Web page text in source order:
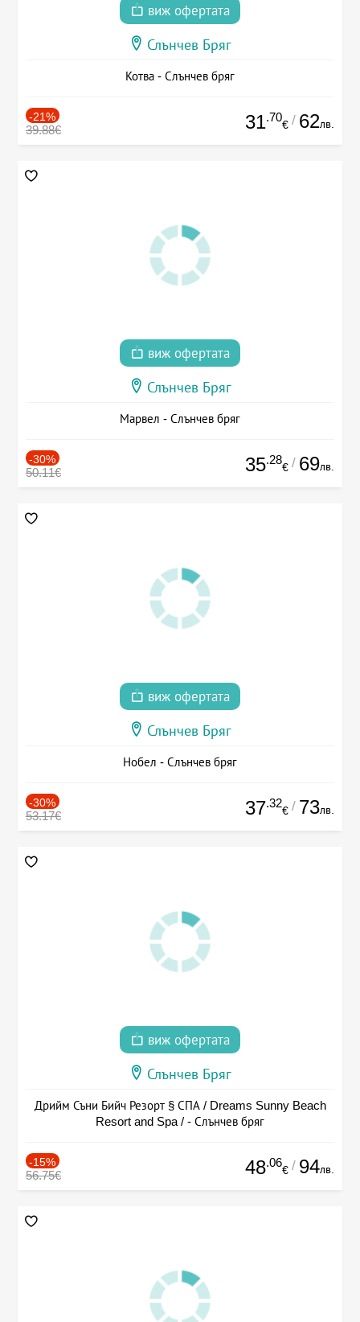
виж офертата
Слънчев Бряг
Котва - Слънчев бряг
-21%
39.88€ 31.70
€ / 62лв.
виж офертата
Слънчев Бряг
Марвел - Слънчев бряг
-30%
50.11€ 35.28
€ / 69лв.
виж офертата
Слънчев Бряг
Нобел - Слънчев бряг
-30%
53.17€ 37.32
€ / 73лв.
виж офертата
Слънчев Бряг
Дрийм Съни Бийч Резорт § СПА / Dreams Sunny Beach
Resort and Spa / - Слънчев бряг
-15%
56.75€ 48.06
€ / 94лв.